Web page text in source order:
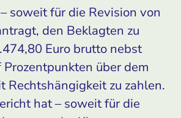
soweit für die Revision von
den Beklagten zu
Euro brutto nebst
über dem
Rechtshängigkeit zu zahlen.
hat – soweit für die